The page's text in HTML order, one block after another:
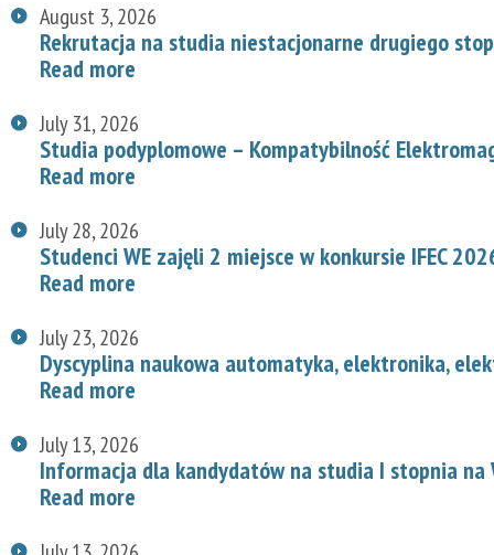
August 3, 2026
Rekrutacja na studia niestacjonarne drugiego
Read more
July 31, 2026
Studia podyplomowe – Kompatybilność
Read more
July 28, 2026
Studenci WE zajęli 2 miejsce w konkursie IFEC
Read more
July 23, 2026
Dyscyplina naukowa automatyka, elektronika,
Read more
July 13, 2026
Informacja dla kandydatów na studia I stopnia na
Read more